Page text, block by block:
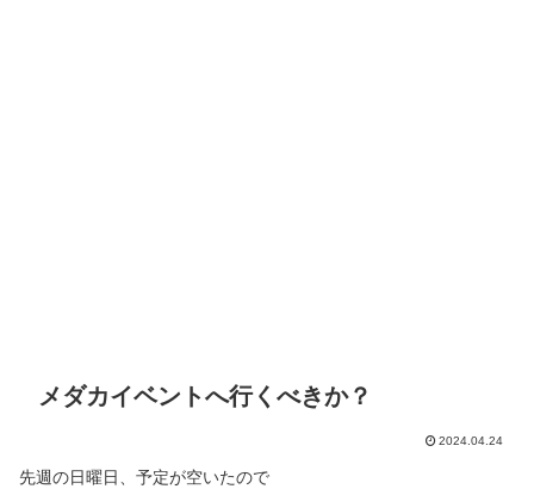
メダカイベントへ行くべきか？
2024.04.24
先週の日曜日、予定が空いたので